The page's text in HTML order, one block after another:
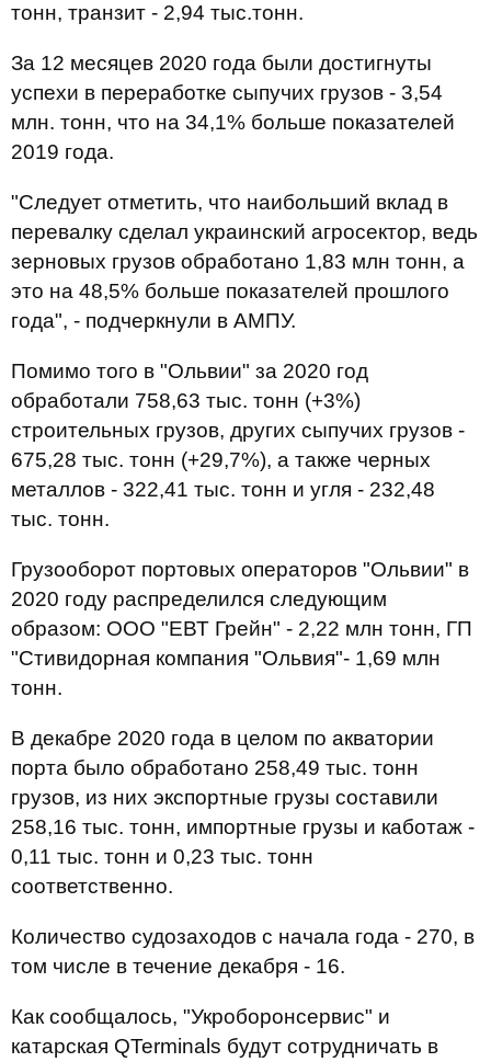
тонн, транзит - 2,94 тыс.тонн.
За 12 месяцев 2020 года были достигнуты
успехи в переработке сыпучих грузов - 3,54
млн. тонн, что на 34,1% больше показателей
2019 года.
"Следует отметить, что наибольший вклад в
перевалку сделал украинский агросектор, ведь
зерновых грузов обработано 1,83 млн тонн, а
это на 48,5% больше показателей прошлого
года", - подчеркнули в АМПУ.
Помимо того в "Ольвии" за 2020 год
обработали 758,63 тыс. тонн (+3%)
строительных грузов, других сыпучих грузов -
675,28 тыс. тонн (+29,7%), а также черных
металлов - 322,41 тыс. тонн и угля - 232,48
тыс. тонн.
Грузооборот портовых операторов "Ольвии" в
2020 году распределился следующим
образом: ООО "ЕВТ Грейн" - 2,22 млн тонн, ГП
"Стивидорная компания "Ольвия"- 1,69 млн
тонн.
В декабре 2020 года в целом по акватории
порта было обработано 258,49 тыс. тонн
грузов, из них экспортные грузы составили
258,16 тыс. тонн, импортные грузы и каботаж -
0,11 тыс. тонн и 0,23 тыс. тонн
соответственно.
Количество судозаходов с начала года - 270, в
том числе в течение декабря - 16.
Как сообщалось, "Укроборонсервис" и
катарская QTerminals будут сотрудничать в